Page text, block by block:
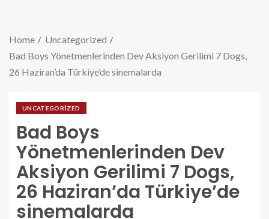
Home
Uncategorized
Bad Boys Yönetmenlerinden Dev Aksiyon Gerilimi 7 Dogs,
26 Haziran’da Türkiye’de sinemalarda
UNCATEGORIZED
Bad Boys
Yönetmenlerinden Dev
Aksiyon Gerilimi 7 Dogs,
26 Haziran’da Türkiye’de
sinemalarda